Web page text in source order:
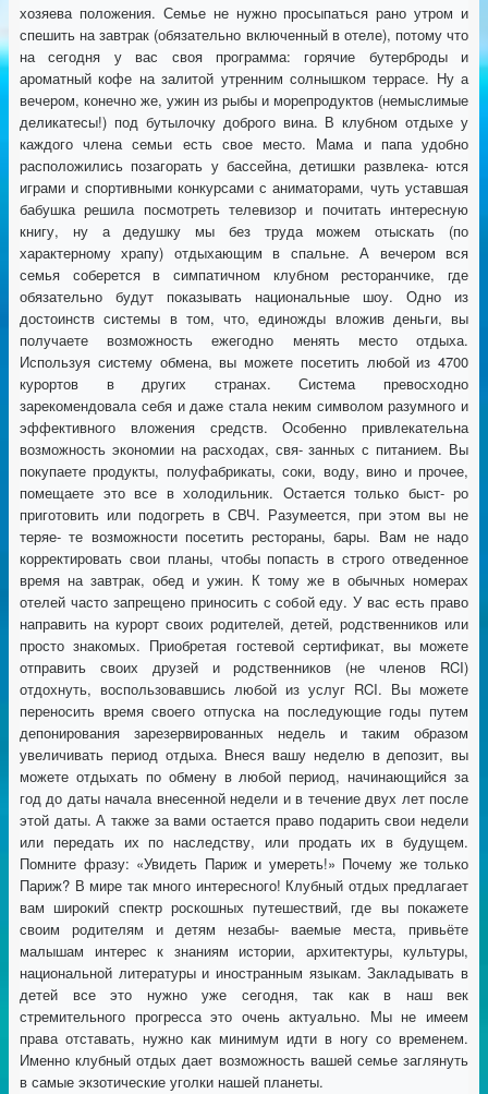
хозяева положения. Семье не нужно просыпаться рано утром и
спешить на завтрак (обязательно включенный в отеле), потому что
на сегодня у вас своя программа: горячие бутерброды и
ароматный кофе на залитой утренним солнышком террасе. Ну а
вечером, конечно же, ужин из рыбы и морепродуктов (немыслимые
деликатесы!) под бутылочку доброго вина. В клубном отдыхе у
каждого члена семьи есть свое место. Мама и папа удобно
расположились позагорать у бассейна, детишки развлека- ются
играми и спортивными конкурсами с аниматорами, чуть уставшая
бабушка решила посмотреть телевизор и почитать интересную
книгу, ну а дедушку мы без труда можем отыскать (по
характерному храпу) отдыхающим в спальне. А вечером вся
семья соберется в симпатичном клубном ресторанчике, где
обязательно будут показывать национальные шоу. Одно из
достоинств системы в том, что, единожды вложив деньги, вы
получаете возможность ежегодно менять место отдыха.
Используя систему обмена, вы можете посетить любой из 4700
курортов в других странах. Система превосходно
зарекомендовала себя и даже стала неким символом разумного и
эффективного вложения средств. Особенно привлекательна
возможность экономии на расходах, свя- занных с питанием. Вы
покупаете продукты, полуфабрикаты, соки, воду, вино и прочее,
помещаете это все в холодильник. Остается только быст- ро
приготовить или подогреть в СВЧ. Разумеется, при этом вы не
теряе- те возможности посетить рестораны, бары. Вам не надо
корректировать свои планы, чтобы попасть в строго отведенное
время на завтрак, обед и ужин. К тому же в обычных номерах
отелей часто запрещено приносить с собой еду. У вас есть право
направить на курорт своих родителей, детей, родственников или
просто знакомых. Приобретая гостевой сертификат, вы можете
отправить своих друзей и родственников (не членов RCI)
отдохнуть, воспользовавшись любой из услуг RCI. Вы можете
переносить время своего отпуска на последующие годы путем
депонирования зарезервированных недель и таким образом
увеличивать период отдыха. Внеся вашу неделю в депозит, вы
можете отдыхать по обмену в любой период, начинающийся за
год до даты начала внесенной недели и в течение двух лет после
этой даты. А также за вами остается право подарить свои недели
или передать их по наследству, или продать их в будущем.
Помните фразу: «Увидеть Париж и умереть!» Почему же только
Париж? В мире так много интересного! Клубный отдых предлагает
вам широкий спектр роскошных путешествий, где вы покажете
своим родителям и детям незабы- ваемые места, привьёте
малышам интерес к знаниям истории, архитектуры, культуры,
национальной литературы и иностранным языкам. Закладывать в
детей все это нужно уже сегодня, так как в наш век
стремительного прогресса это очень актуально. Мы не имеем
права отставать, нужно как минимум идти в ногу со временем.
Именно клубный отдых дает возможность вашей семье заглянуть
в самые экзотические уголки нашей планеты.